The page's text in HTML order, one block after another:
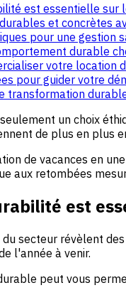
est essentielle sur
et concrètes
pour une gestion
durable
votre location
pour guider votre
transformation
un choix
de plus en plus
de vacances en
aux retombées
est
secteur révèlent
l'année à venir.
peut vous